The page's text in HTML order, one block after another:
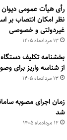
رأی هیأت عمومی دیوان
نظر امکان انتصاب بر
غیردولتی و خصوصی
۱۳ مرداد‌ماه ۱۴۰۵
بخشنامه تکلیف
از شناسه واریز برای
۱۳ مرداد‌ماه ۱۴۰۵
زمان اجرای مصوبه
شد
۱۲ مرداد‌ماه ۱۴۰۵